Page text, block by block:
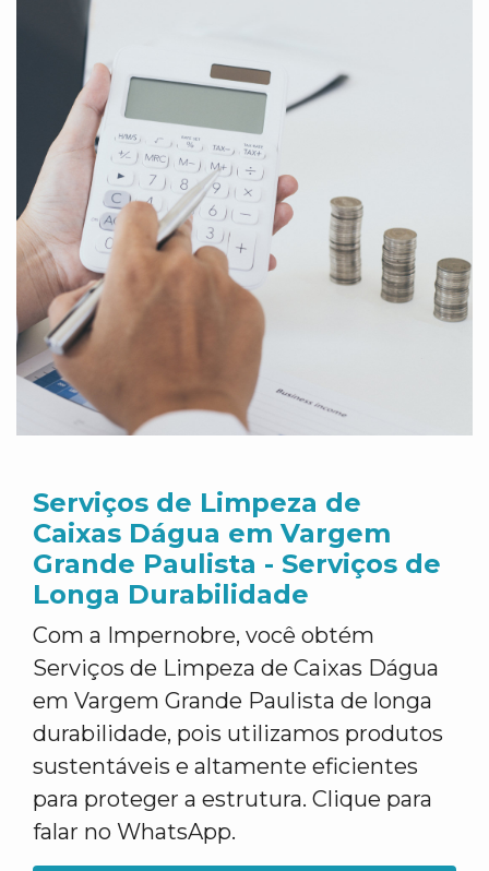
Serviços de Limpeza de
Caixas Dágua em Vargem
Grande Paulista - Serviços de
Longa Durabilidade
Com a Impernobre, você obtém
Serviços de Limpeza de Caixas Dágua
em Vargem Grande Paulista de longa
durabilidade, pois utilizamos produtos
sustentáveis e altamente eficientes
para proteger a estrutura. Clique para
falar no WhatsApp.